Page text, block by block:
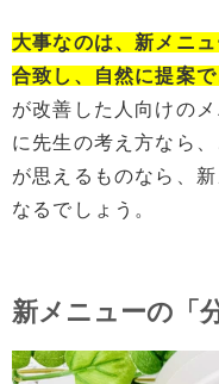
大事なのは、新メニ
合致し、自然に提案で
が改善した人向けの
に先生の考え方なら
が思えるものなら、
なるでしょう。
新メニューの「